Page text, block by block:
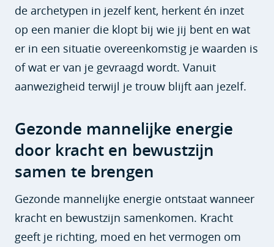
de archetypen in jezelf kent, herkent én inzet
op een manier die klopt bij wie jij bent en wat
er in een situatie overeenkomstig je waarden is
of wat er van je gevraagd wordt. Vanuit
aanwezigheid terwijl je trouw blijft aan jezelf.
Gezonde mannelijke energie
door kracht en bewustzijn
samen te brengen
Gezonde mannelijke energie ontstaat wanneer
kracht en bewustzijn samenkomen. Kracht
geeft je richting, moed en het vermogen om